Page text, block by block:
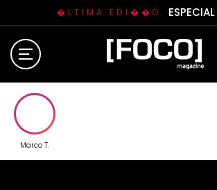
�LTIMA EDI��O
Home
Marco T.